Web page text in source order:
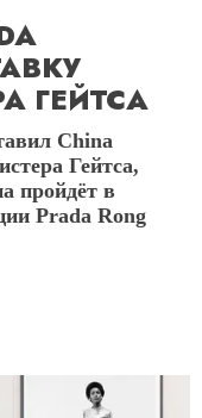
ГЕЙТСА
China
Гейтса,
пройдёт в
Prada Rong